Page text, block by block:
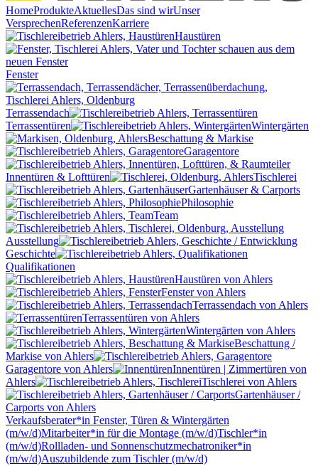
HomeProdukteAktuellesDas sind wirUnser
VersprechenReferenzenKarriere
Haustüren
Fenster
Terrassendach
Terrassentüren
Wintergärten
Beschattung & Markise
Garagentore
Innentüren & Lofttüren
Tischlerei
Gartenhäuser & Carports
Philosophie
Team
Ausstellung
Geschichte
Qualifikationen
Haustüren von Ahlers
Fenstervon Ahlers
Terrassendach von Ahlers
Terrassentüren von Ahlers
Wintergärten von Ahlers
Beschattung /
Markise von Ahlers
Garagentore von Ahlers Innentüren | Zimmertüren von
Ahlers
Tischlerei von Ahlers
Gartenhäuser /
Carports von Ahlers
Verkaufsberater*in Fenster, Türen & Wintergärten
(m/w/d)Mitarbeiter*in für die Montage (m/w/d)Tischler*in
(m/w/d)Rollladen- und Sonnenschutzmechatroniker*in
(m/w/d)Auszubildende zum Tischler (m/w/d)